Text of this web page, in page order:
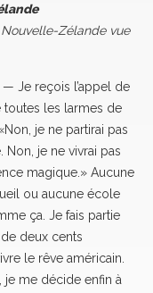
Zélande vue
— Je reçois l’appel de
toutes les larmes de
je ne partirai pas
Non, je ne vivrai pas
magique.» Aucune
ou aucune école
ça. Je fais partie
deux cents
le rêve américain.
me décide enfin à